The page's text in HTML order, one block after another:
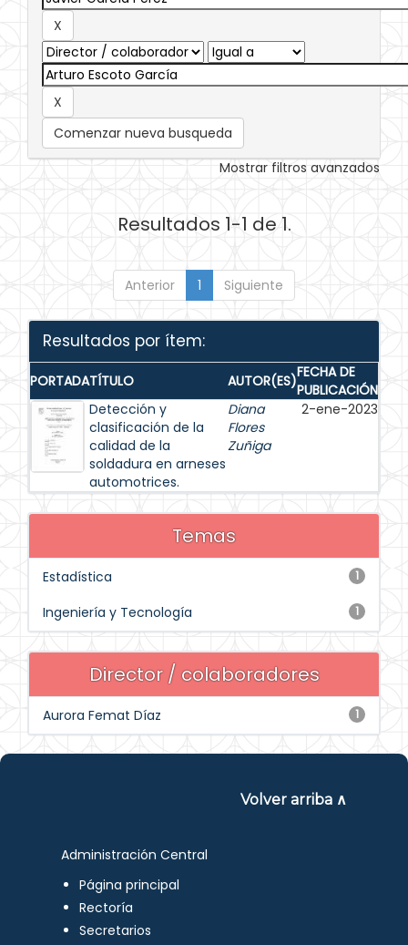
Comenzar nueva busqueda
Mostrar filtros avanzados
Resultados 1-1 de 1.
Anterior 1 Siguiente
Resultados por ítem:
PORTADATÍTULO AUTOR(ES)FECHA DE
PUBLICACIÓN
Detección y
clasificación de la
calidad de la
soldadura en arneses
automotrices.
Diana
Flores
Zuñiga
2-ene-2023
Temas
1
Estadística
1
Ingeniería y Tecnología
Director / colaboradores
1
Aurora Femat Díaz
Volver arriba ∧
Administración Central
Página principal
Rectoría
Secretarios